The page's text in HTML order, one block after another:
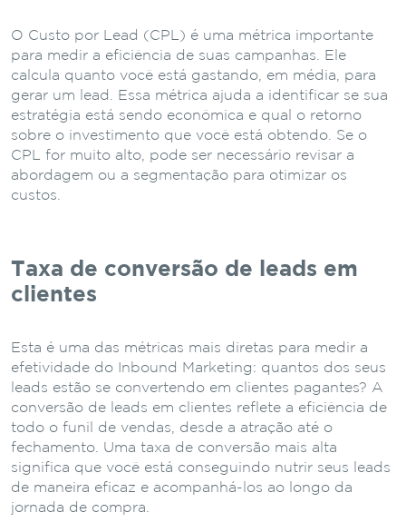
O Custo por Lead (CPL) é uma métrica importante
para medir a eficiência de suas campanhas. Ele
calcula quanto você está gastando, em média, para
gerar um lead. Essa métrica ajuda a identificar se sua
estratégia está sendo econômica e qual o retorno
sobre o investimento que você está obtendo. Se o
CPL for muito alto, pode ser necessário revisar a
abordagem ou a segmentação para otimizar os
custos.
Taxa de conversão de leads em
clientes
Esta é uma das métricas mais diretas para medir a
efetividade do Inbound Marketing: quantos dos seus
leads estão se convertendo em clientes pagantes? A
conversão de leads em clientes reflete a eficiência de
todo o funil de vendas, desde a atração até o
fechamento. Uma taxa de conversão mais alta
significa que você está conseguindo nutrir seus leads
de maneira eficaz e acompanhá-los ao longo da
jornada de compra.